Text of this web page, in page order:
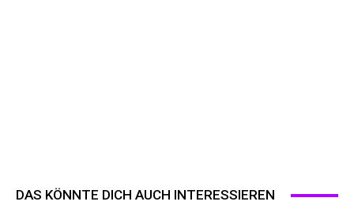
DAS KÖNNTE DICH AUCH INTERESSIEREN